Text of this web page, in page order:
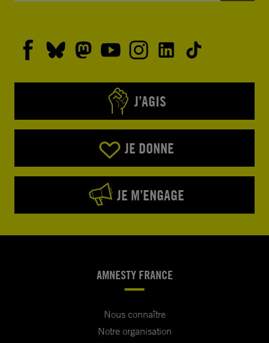
J’AGIS
JE DONNE
JE M’ENGAGE
AMNESTY FRANCE
Nous connaître
Notre organisation